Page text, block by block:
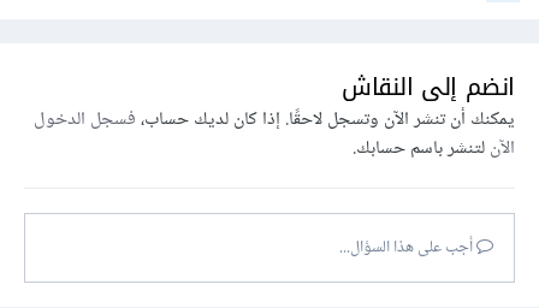
انضم إلى النقاش
يمكنك أن تنشر الآن وتسجل لاحقًا. إذا كان لديك حساب،فسجل الدخول
الآنلتنشر باسم حسابك.
أجب على هذا السؤال...